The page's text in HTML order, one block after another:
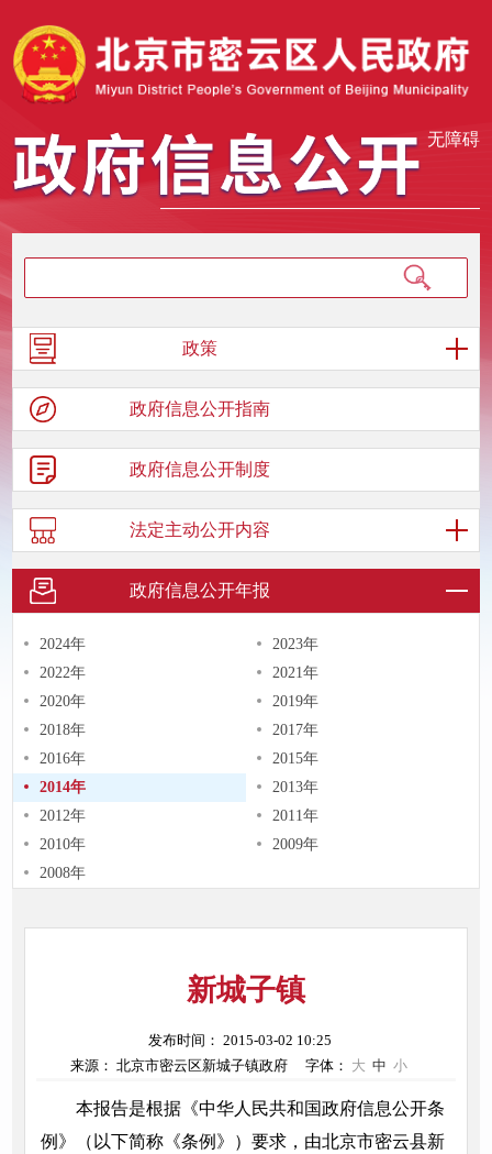
无障碍
政策
政府信息公开指南
政府信息公开制度
法定主动公开内容
政府信息公开年报
2024年
2023年
2022年
2021年
2020年
2019年
2018年
2017年
2016年
2015年
2014年
2013年
2012年
2011年
2010年
2009年
2008年
新城子镇
发布时间： 2015-03-02 10:25
来源： 北京市密云区新城子镇政府
字体： 大 中 小
本报告是根据《中华人民共和国政府信息公开条
例》（以下简称《条例》）要求，由北京市密云县新